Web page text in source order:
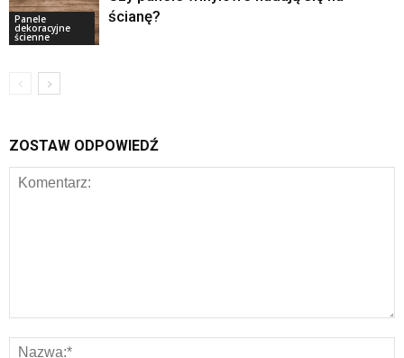
Panele
dekoracyjne
ścienne
ścianę?
ZOSTAW ODPOWIEDŹ